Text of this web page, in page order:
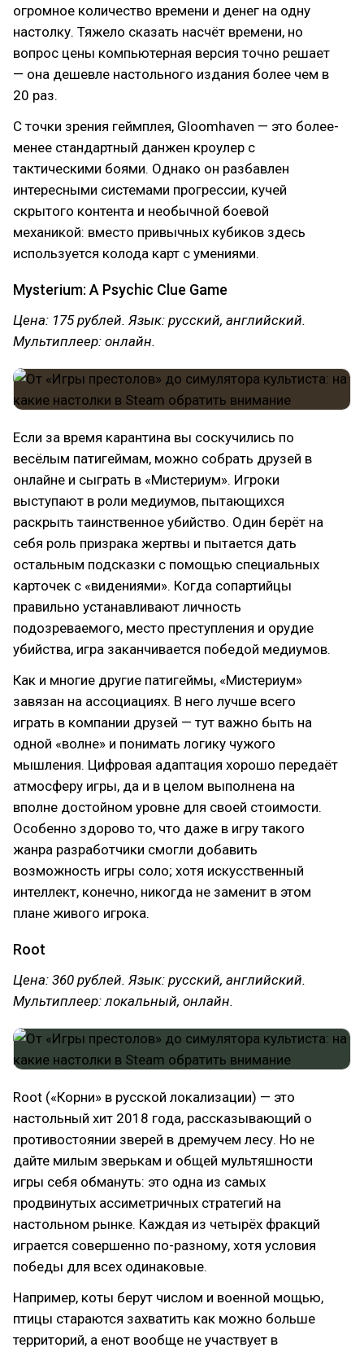
огромное количество времени и денег на одну
настолку. Тяжело сказать насчёт времени, но
вопрос цены компьютерная версия точно решает
— она дешевле настольного издания более чем в
20 раз.
С точки зрения геймплея, Gloomhaven — это более-
менее стандартный данжен кроулер с
тактическими боями. Однако он разбавлен
интересными системами прогрессии, кучей
скрытого контента и необычной боевой
механикой: вместо привычных кубиков здесь
используется колода карт с умениями.
Mysterium: A Psychic Clue Game
Цена: 175 рублей. Язык: русский, английский.
Мультиплеер: онлайн.
Если за время карантина вы соскучились по
весёлым патигеймам, можно собрать друзей в
онлайне и сыграть в «Мистериум». Игроки
выступают в роли медиумов, пытающихся
раскрыть таинственное убийство. Один берёт на
себя роль призрака жертвы и пытается дать
остальным подсказки с помощью специальных
карточек с «видениями». Когда сопартийцы
правильно устанавливают личность
подозреваемого, место преступления и орудие
убийства, игра заканчивается победой медиумов.
Как и многие другие патигеймы, «Мистериум»
завязан на ассоциациях. В него лучше всего
играть в компании друзей — тут важно быть на
одной «волне» и понимать логику чужого
мышления. Цифровая адаптация хорошо передаёт
атмосферу игры, да и в целом выполнена на
вполне достойном уровне для своей стоимости.
Особенно здорово то, что даже в игру такого
жанра разработчики смогли добавить
возможность игры соло; хотя искусственный
интеллект, конечно, никогда не заменит в этом
плане живого игрока.
Root
Цена: 360 рублей. Язык: русский, английский.
Мультиплеер: локальный, онлайн.
Root («Корни» в русской локализации) — это
настольный хит 2018 года, рассказывающий о
противостоянии зверей в дремучем лесу. Но не
дайте милым зверькам и общей мультяшности
игры себя обмануть: это одна из самых
продвинутых ассиметричных стратегий на
настольном рынке. Каждая из четырёх фракций
играется совершенно по-разному, хотя условия
победы для всех одинаковые.
Например, коты берут числом и военной мощью,
птицы стараются захватить как можно больше
территорий, а енот вообще не участвует в